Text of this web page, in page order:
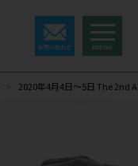
> 2020年4月4日～5日 The 2nd